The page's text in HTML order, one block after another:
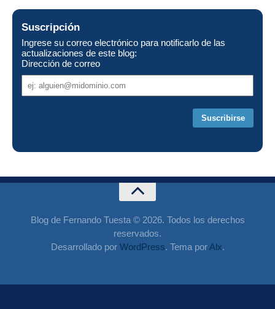
Suscripción
Ingrese su correo electrónico para notificarlo de las
actualizaciones de este blog:
Dirección de correo
Dirección
de
Blog de Fernando Tuesta © 2026. Todos los derechos
reservados.
Desarrollado por WordPress. Tema porAlx.